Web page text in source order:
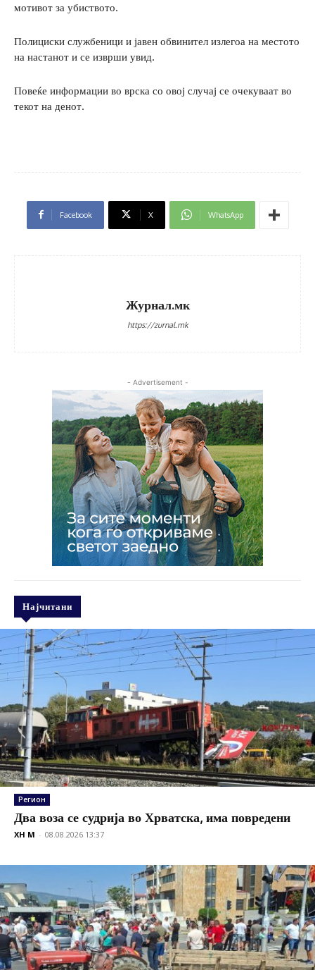
мотивот за убиството.
Полициски службеници и јавен обвинител излегоа на местото
на настанот и се изврши увид.
Повеќе информации во врска со овој случај се очекуваат во
текот на денот.
Facebook X WhatsApp
Журнал.мк
https://zurnal.mk
- Advertisement -
Најчитани
Регион
Два воза се судрија во Хрватска, има повредени
XH M - 08.08.2026 13:37